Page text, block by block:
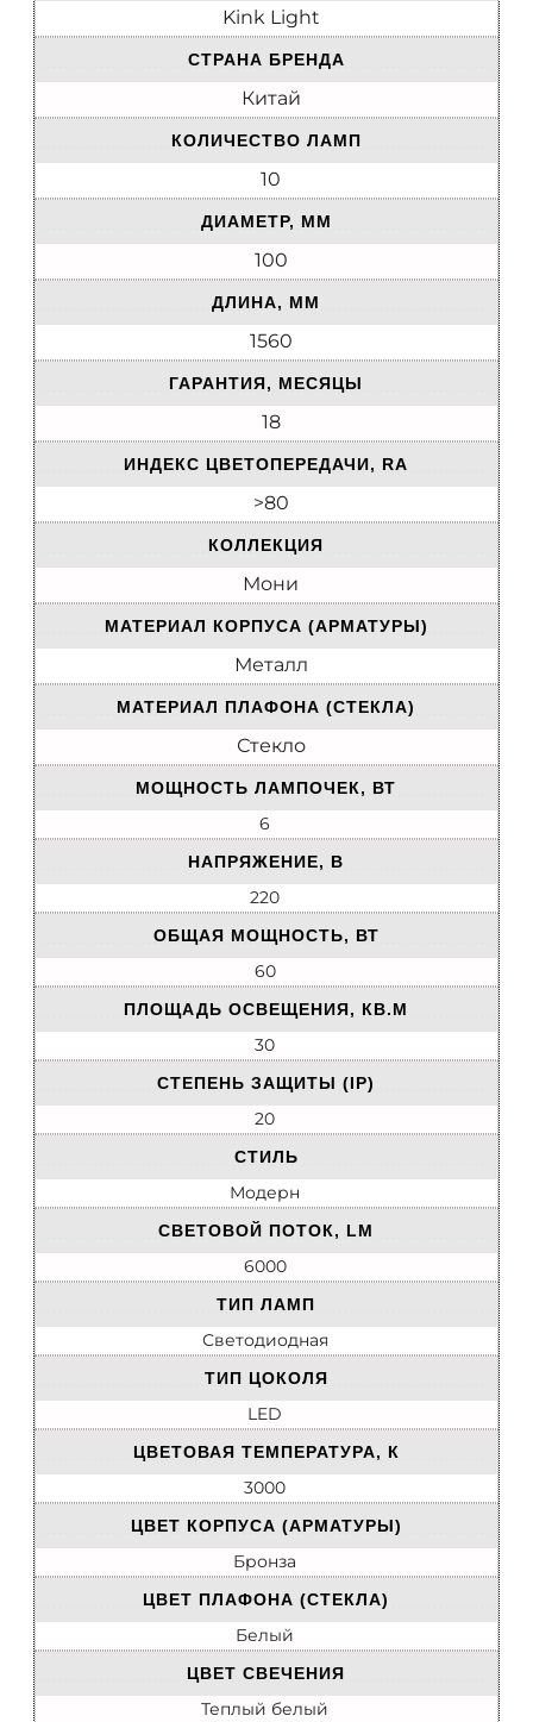
Kink Light
СТРАНА БРЕНДА
Китай
КОЛИЧЕСТВО ЛАМП
10
ДИАМЕТР, ММ
100
ДЛИНА, ММ
1560
ГАРАНТИЯ, МЕСЯЦЫ
18
ИНДЕКС ЦВЕТОПЕРЕДАЧИ, RA
>80
КОЛЛЕКЦИЯ
Мони
МАТЕРИАЛ КОРПУСА (АРМАТУРЫ)
Металл
МАТЕРИАЛ ПЛАФОНА (СТЕКЛА)
Стекло
МОЩНОСТЬ ЛАМПОЧЕК, ВТ
6
НАПРЯЖЕНИЕ, В
220
ОБЩАЯ МОЩНОСТЬ, ВТ
60
ПЛОЩАДЬ ОСВЕЩЕНИЯ, КВ.М
30
СТЕПЕНЬ ЗАЩИТЫ (IP)
20
СТИЛЬ
Модерн
СВЕТОВОЙ ПОТОК, LM
6000
ТИП ЛАМП
Светодиодная
ТИП ЦОКОЛЯ
LED
ЦВЕТОВАЯ ТЕМПЕРАТУРА, К
3000
ЦВЕТ КОРПУСА (АРМАТУРЫ)
Бронза
ЦВЕТ ПЛАФОНА (СТЕКЛА)
Белый
ЦВЕТ СВЕЧЕНИЯ
Теплый белый